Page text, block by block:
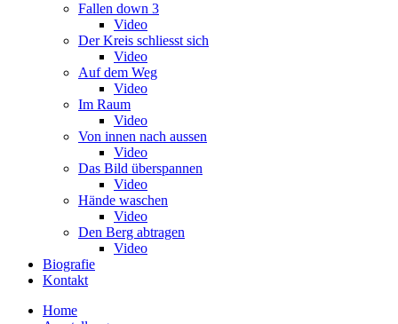
Fallen down 3
Video
Der Kreis schliesst sich
Video
Auf dem Weg
Video
Im Raum
Video
Von innen nach aussen
Video
Das Bild überspannen
Video
Hände waschen
Video
Den Berg abtragen
Video
Biografie
Kontakt
Home